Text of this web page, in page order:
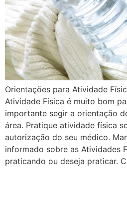
Orientações para Atividade
Atividade Física é muito bom
importante segir a orientação
área. Pratique atividade física
autorização do seu médico.
informado sobre as Atividades
praticando ou deseja praticar.